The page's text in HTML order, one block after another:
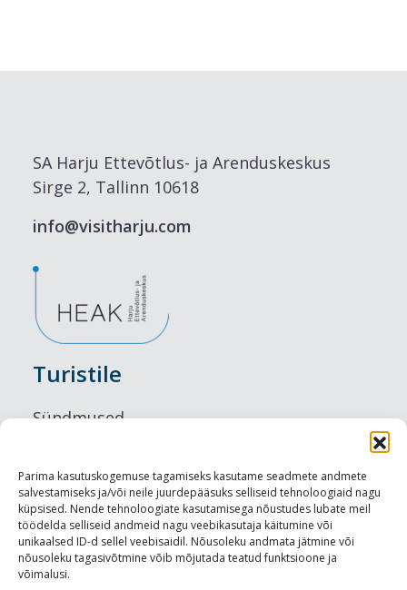
Parima kasutuskogemuse tagamiseks kasutame seadmete andmete
salvestamiseks ja/või neile juurdepääsuks selliseid tehnoloogiaid nagu
küpsised. Nende tehnoloogiate kasutamisega nõustudes lubate meil
töödelda selliseid andmeid nagu veebikasutaja käitumine või
unikaalsed ID-d sellel veebisaidil. Nõusoleku andmata jätmine või
nõusoleku tagasivõtmine võib mõjutada teatud funktsioone ja
võimalusi.
SA Harju Ettevõtlus- ja Arenduskeskus
Sirge 2, Tallinn 10618
info@visitharju.com
Turistile
Sündmused
Maitseelamused
Vaatamisväärsused
Visit Tallinn